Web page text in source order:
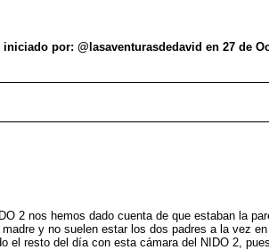
por: @lasaventurasdedavid en 27 de
2 nos hemos dado cuenta de que estaban la
y no suelen estar los dos padres a la vez
resto del día con esta cámara del NIDO 2,